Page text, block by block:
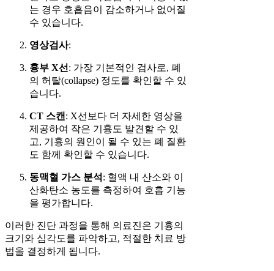
는 경우 호흡음이 감소하거나 없어질
수 있습니다.
영상검사:
흉부 X선 : 가장 기본적인 검사로, 폐
의 허탈(collapse) 정도를 확인할 수 있
습니다.
CT 스캔 : X선보다 더 자세한 영상을
제공하여 작은 기흉도 발견할 수 있
고, 기흉의 원인이 될 수 있는 폐 질환
도 함께 확인할 수 있습니다.
동맥혈 가스 분석 : 혈액 내 산소와 이
산화탄소 농도를 측정하여 호흡 기능
을 평가합니다.
이러한 진단 과정을 통해 의료진은 기흉의
크기와 심각도를 파악하고, 적절한 치료 방
법을 결정하게 됩니다.